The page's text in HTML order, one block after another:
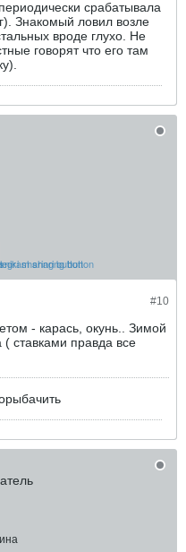
срабатывала
Знакомый ловил возле
вроде глухо. Не
говорят что его там
#10
- карась, окунь.. Зимой
ставками правда все